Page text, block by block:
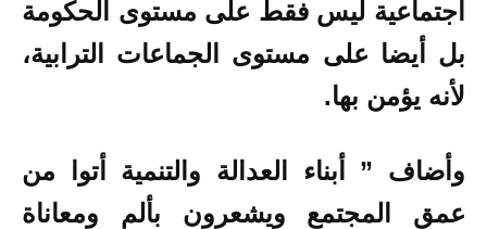
اجتماعية ليس فقط على مستوى الحكومة
بل أيضا على مستوى الجماعات الترابية،
لأنه يؤمن بها.
وأضاف ” أبناء العدالة والتنمية أتوا من
عمق المجتمع ويشعرون بألم ومعاناة